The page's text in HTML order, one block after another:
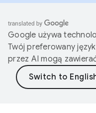
Google używa
Twój preferowany
przez AI mogą